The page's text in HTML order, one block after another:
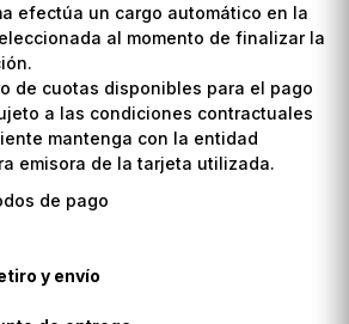
efectúa un cargo automático en la
al momento de finalizar la
de cuotas disponibles para el pago
a las condiciones contractuales
mantenga con la entidad
emisora de la tarjeta utilizada.
y envío